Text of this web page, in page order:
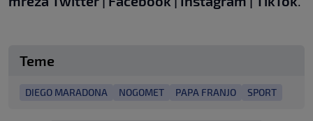
Teme
DIEGO MARADONA NOGOMET PAPA FRANJO SPORT